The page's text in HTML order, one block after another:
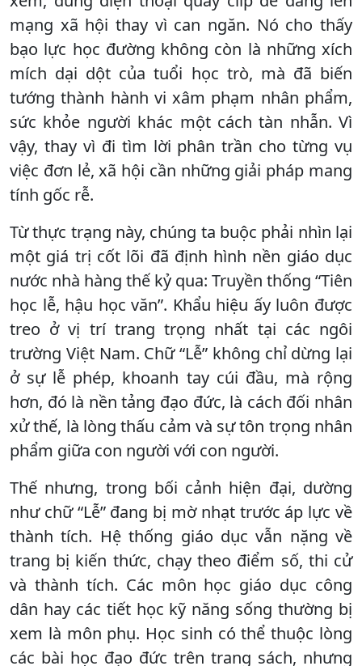
mạng xã hội thay vì can ngăn. Nó cho thấy
bạo lực học đường không còn là những xích
mích dại dột của tuổi học trò, mà đã biến
tướng thành hành vi xâm phạm nhân phẩm,
sức khỏe người khác một cách tàn nhẫn. Vì
vậy, thay vì đi tìm lời phân trần cho từng vụ
việc đơn lẻ, xã hội cần những giải pháp mang
tính gốc rễ.
Từ thực trạng này, chúng ta buộc phải nhìn lại
một giá trị cốt lõi đã định hình nền giáo dục
nước nhà hàng thế kỷ qua: Truyền thống “Tiên
học lễ, hậu học văn”. Khẩu hiệu ấy luôn được
treo ở vị trí trang trọng nhất tại các ngôi
trường Việt Nam. Chữ “Lễ” không chỉ dừng lại
ở sự lễ phép, khoanh tay cúi đầu, mà rộng
hơn, đó là nền tảng đạo đức, là cách đối nhân
xử thế, là lòng thấu cảm và sự tôn trọng nhân
phẩm giữa con người với con người.
Thế nhưng, trong bối cảnh hiện đại, dường
như chữ “Lễ” đang bị mờ nhạt trước áp lực về
thành tích. Hệ thống giáo dục vẫn nặng về
trang bị kiến thức, chạy theo điểm số, thi cử
và thành tích. Các môn học giáo dục công
dân hay các tiết học kỹ năng sống thường bị
xem là môn phụ. Học sinh có thể thuộc lòng
các bài học đạo đức trên trang sách, nhưng